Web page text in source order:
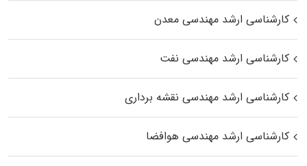
کارشناسی ارشد مهندسی معدن
کارشناسی ارشد مهندسی نفت
کارشناسی ارشد مهندسی نقشه برداری
کارشناسی ارشد مهندسی هوافضا